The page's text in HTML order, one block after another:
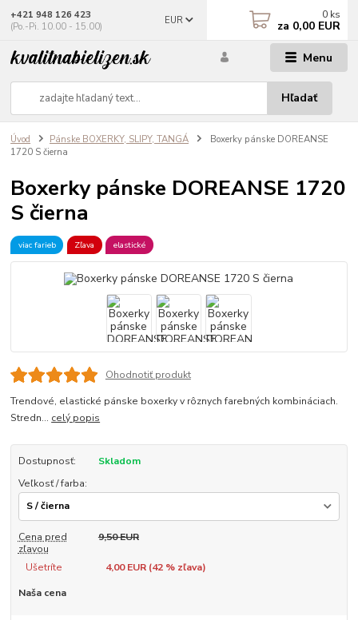
Menu
EUR
Hľadať
+421 948 126 423
(Po.-Pi. 10.00 - 15.00)
0 ks
za 0,00 EUR
Úvod Pánske BOXERKY, SLIPY, TANGÁ
Boxerky pánske DOREANSE
1720 S čierna
Boxerky pánske DOREANSE 1720
S čierna
viac farieb Zľava elastické
Ohodnotiť produkt
Trendové, elastické pánske boxerky v rôznych farebných kombináciach.
Stredn... celý popis
Dostupnosť:
Skladom
Veľkosť / farba:
Cena pred
zľavou
9,50 EUR
Ušetríte 4,00 EUR (42% zľava)
Naša cena